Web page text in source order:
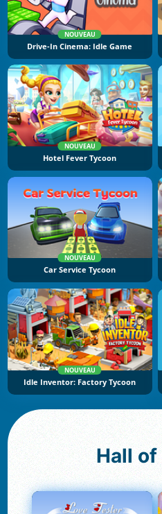
NOUVEAU
Drive-In Cinema: Idle Game
NOUVEAU
Hotel Fever Tycoon
NOUVEAU
Car Service Tycoon
NOUVEAU
Idle Inventor: Factory Tycoon
Hall of